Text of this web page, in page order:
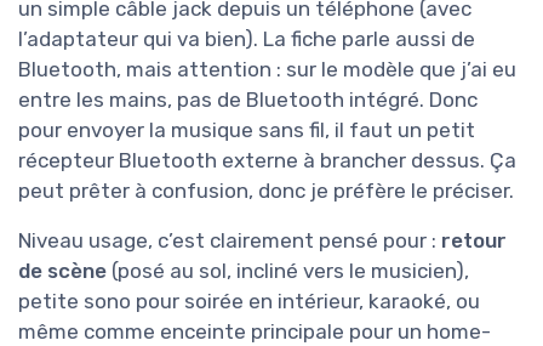
un simple câble jack depuis un téléphone (avec
l’adaptateur qui va bien). La fiche parle aussi de
Bluetooth, mais attention : sur le modèle que j’ai eu
entre les mains, pas de Bluetooth intégré. Donc
pour envoyer la musique sans fil, il faut un petit
récepteur Bluetooth externe à brancher dessus. Ça
peut prêter à confusion, donc je préfère le préciser.
Niveau usage, c’est clairement pensé pour : retour
de scène (posé au sol, incliné vers le musicien),
petite sono pour soirée en intérieur, karaoké, ou
même comme enceinte principale pour un home-